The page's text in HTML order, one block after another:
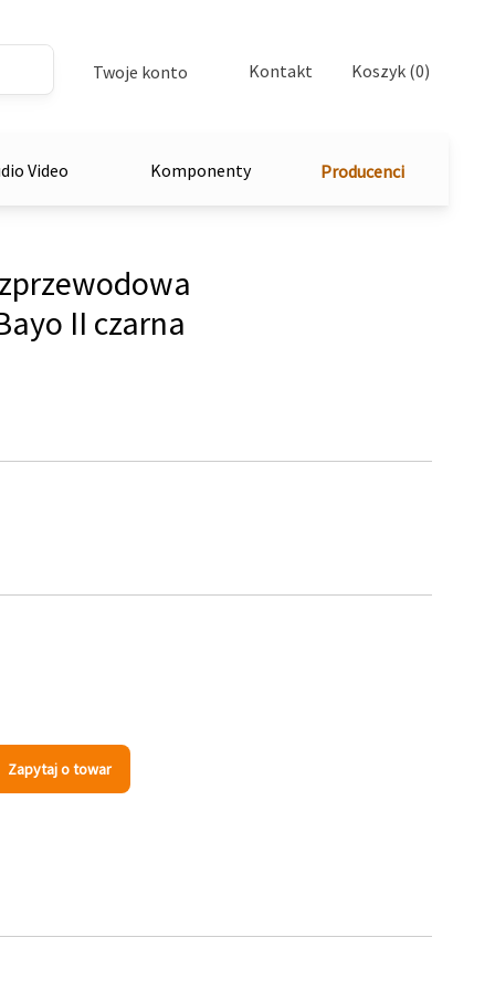
Twoje konto Kontakt Koszyk (0)
Video Komponenty Producenci
II czarna
Zapytaj o towar